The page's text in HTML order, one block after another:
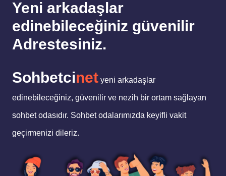
Yeni arkadaşlar
edinebileceğiniz güvenilir
Adrestesiniz.
Sohbetcinet yeni arkadaşlar
edinebileceğiniz, güvenilir ve nezih bir ortam sağlayan
sohbet odasıdır. Sohbet odalarımızda keyifli vakit
geçirmenizi dileriz.